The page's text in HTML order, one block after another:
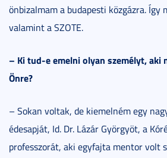
önbizalmam a budapesti közgázra. Így
valamint a SZOTE.
– Ki tud-e emelni olyan személyt, aki
Önre?
– Sokan voltak, de kiemelném egy
édesapját, Id. Dr. Lázár Györgyöt, a
professzorát, aki egyfajta mentor volt